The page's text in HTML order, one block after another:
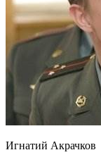
Игнатий Акрачков